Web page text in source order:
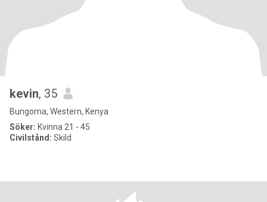
kevin, 35
Bungoma, Western, Kenya
Söker: Kvinna 21 - 45
Civilstånd: Skild